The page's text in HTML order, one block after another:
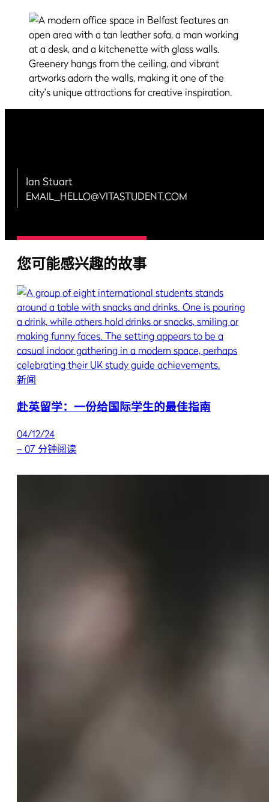
Ian Stuart
EMAIL_HELLO@VITASTUDENT.COM
您可能感兴趣的故事
新闻
赴英留学：一份给国际学生的最佳指南
04/12/24
–07 分钟阅读